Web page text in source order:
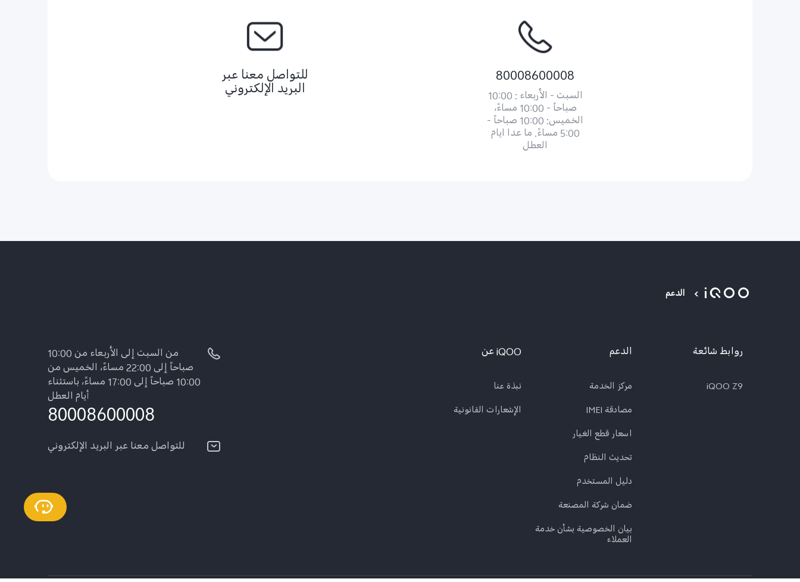
80008600008
السبت - الأربعاء : 10:00
صباحاً - 10:00 مساءً،
الخميس: 10:00 صباحاً -
5:00 مساءً. ما عدا ايام
العطل
للتواصل معنا عبر
البريد الإلكتروني
الدعم
روابط شائعة
iQOO Z9
الدعم
مركز الخدمة
مصادقة IMEI
اسعار قطع الغيار
تحديث النظام
دليل المستخدم
ضمان شركة المصنعة
بيان الخصوصية بشأن خدمة
العملاء
iQOO عن
نبذة عنا
الإشعارات القانونية
من السبت إلى الأربعاء من 10:00
صباحاً إلى 22:00 مساءً، الخميس من
10:00 صباحاً إلى 17:00 مساءً، باستثناء
أيام العطل
80008600008
للتواصل معنا عبر البريد الإلكتروني